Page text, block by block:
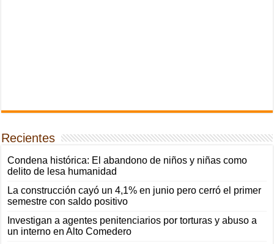
Recientes
Condena histórica: El abandono de niños y niñas como
delito de lesa humanidad
La construcción cayó un 4,1% en junio pero cerró el primer
semestre con saldo positivo
Investigan a agentes penitenciarios por torturas y abuso a
un interno en Alto Comedero